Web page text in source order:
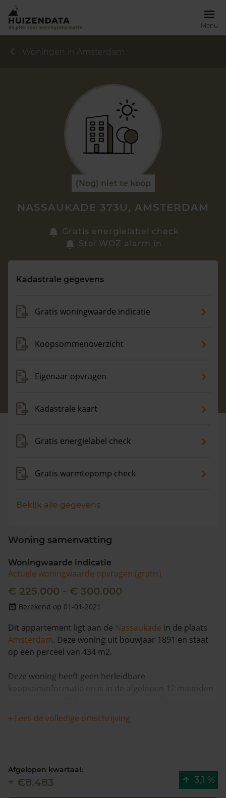
Menu
Zoek een woning
Maandag t/m vrijdag - 08:00 -18:00
Woningen in Amsterdam
(Nog) niet te koop
NASSAUKADE 373U, AMSTERDAM
Gratis energielabel check
Stel WOZ alarm in
Kadastrale gegevens
Gratis woningwaarde indicatie
Koopsommenoverzicht
Eigenaar opvragen
Kadastrale kaart
Gratis energielabel check
Gratis warmtepomp check
Bekijk alle gegevens
Woning samenvatting
Woningwaarde indicatie
Actuele woningwaarde opvragen (gratis)
€ 225.000 - € 300.000
Berekend op 01-01-2021
Dit appartement ligt aan de Nassaukade in de plaats
Amsterdam. Deze woning uit bouwjaar 1891 en staat
op een perceel van 434 m2.
Deze woning heeft geen herleidbare
koopsominformatie en is in de afgelopen 12 maanden
sinds 1993 waarschijnlijk niet meer verkocht.
alarmbent u elk jaar op de hoogte van uw laatste WOZ
waarde en kansen op besparing. Schrijf u
gratis in.
+ Lees de volledige omschrijving
Afgelopen kwartaal:
+ €8.483 3,1 %